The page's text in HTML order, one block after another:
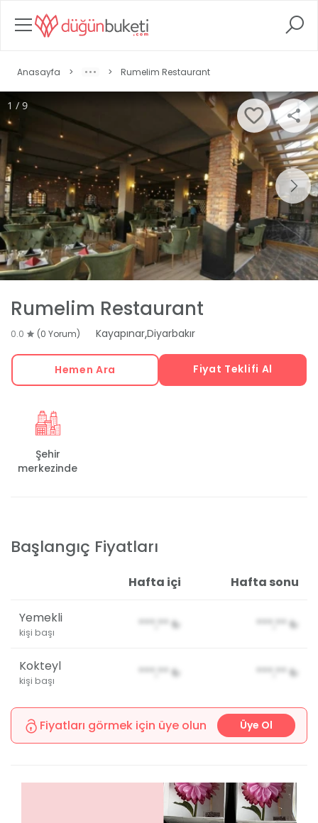
Anasayfa > > Rumelim Restaurant
1 / 9
Rumelim Restaurant
0.0 (0 Yorum) Kayapınar,Diyarbakır
Hemen Ara Fiyat Teklifi Al
Şehir
merkezinde
Başlangıç Fiyatları
Hafta içi Hafta sonu
Yemekli
kişi başı
***,** ₺ ***,** ₺
Kokteyl
kişi başı
***,** ₺ ***,** ₺
Fiyatları görmek için üye olun Üye Ol